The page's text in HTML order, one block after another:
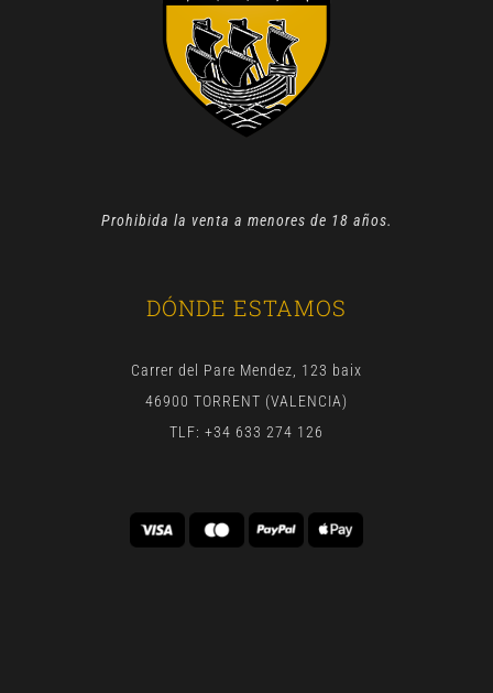
Prohibida la venta a menores de 18 años.
DÓNDE ESTAMOS
Carrer del Pare Mendez, 123 baix
46900 TORRENT (VALENCIA)
TLF: +34 633 274 126